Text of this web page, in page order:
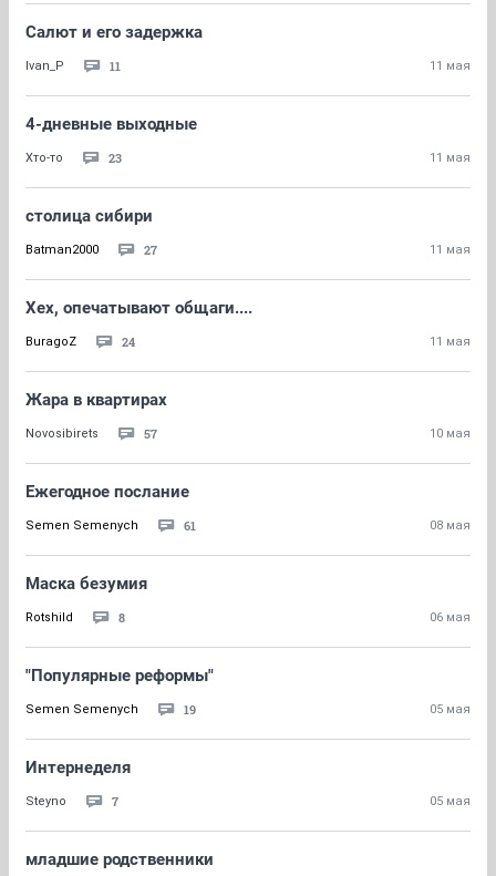
Салют и его задержка
Ivan_P 11 11 мая
4-дневные выходные
Хто-то 23 11 мая
столица сибири
Batman2000 27 11 мая
Хех, опечатывают общаги....
BuragoZ 24 11 мая
Жара в квартирах
Novosibirets 57 10 мая
Ежегодное послание
Semen Semenych 61 08 мая
Маска безумия
Rotshild 8 06 мая
"Популярные реформы"
Semen Semenych 19 05 мая
Интернеделя
Steyno 7 05 мая
младшие родственники